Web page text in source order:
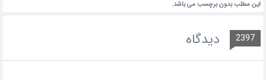
این مطلب بدون برچسب می باشد.
2397 دیدگاه